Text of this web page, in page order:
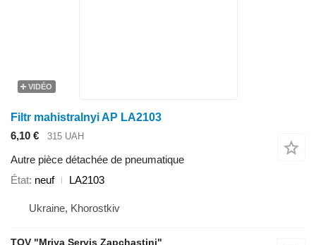
VIDÉO
Filtr mahistralnyi AP LA2103
6,10 €
315 UAH
Autre pièce détachée de pneumatique
État neuf LA2103
Ukraine, Khorostkiv
TOV "Mriya Servis Zapchastini"